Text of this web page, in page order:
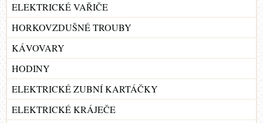
ELEKTRICKÉ VAŘIČE
HORKOVZDUŠNÉ TROUBY
KÁVOVARY
HODINY
ELEKTRICKÉ ZUBNÍ KARTÁČKY
ELEKTRICKÉ KRÁJEČE